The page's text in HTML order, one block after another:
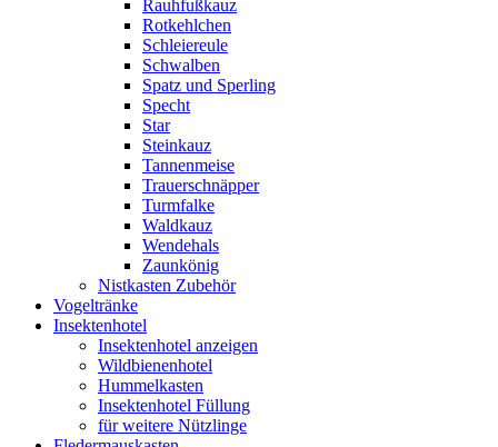
Rauhfußkauz
Rotkehlchen
Schleiereule
Schwalben
Spatz und Sperling
Specht
Star
Steinkauz
Tannenmeise
Trauerschnäpper
Turmfalke
Waldkauz
Wendehals
Zaunkönig
Nistkasten Zubehör
Vogeltränke
Insektenhotel
Insektenhotel anzeigen
Wildbienenhotel
Hummelkasten
Insektenhotel Füllung
für weitere Nützlinge